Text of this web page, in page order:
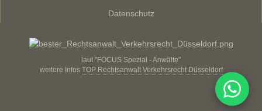
Datenschutz
laut "FOCUS Spezial - Anwälte"
weitere Infos TOP Rechtsanwalt Verkehrsrecht Düsseldorf